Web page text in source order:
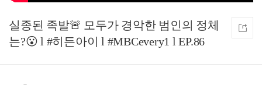
실종된 족발🚨 모두가 경악한 범인의 정체
는?😮 l #히든아이 l #MBCevery1 l EP.86